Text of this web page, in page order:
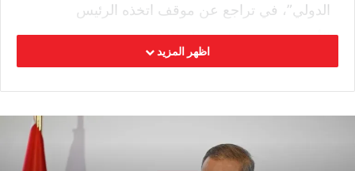
الدولي”، في تراجع عن موقف اتخذه الرئيس
الأمريكي جيمي كارتر عام 1978.
وذكر أسلبورن أن”الإعتراف بفلسطين دولة هو
اعتراف بحق الشعب الفلسطيني في دولته… ليس
المقصود منه مناهضة إسرائيل”، لكنه إجراء يستهدف
تمهيد الطريق لحل الدولتين.
اظهر المزيد